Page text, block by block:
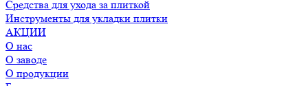
Средства для ухода за плиткой
Инструменты для укладки плитки
АКЦИИ
О нас
О заводе
О продукции